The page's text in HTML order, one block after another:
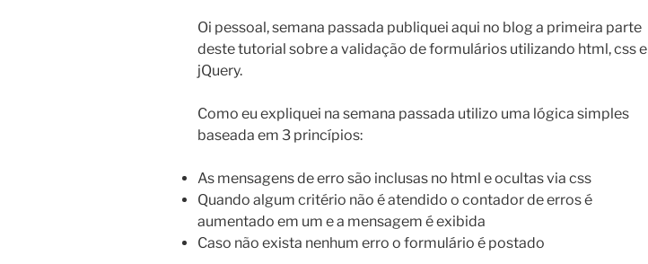
Oi pessoal, semana passada publiquei aqui no blog a primeira parte
deste tutorial sobre a validação de formulários utilizando html, css e
jQuery.
Como eu expliquei na semana passada utilizo uma lógica simples
baseada em 3 princípios:
As mensagens de erro são inclusas no html e ocultas via css
Quando algum critério não é atendido o contador de erros é
aumentado em um e a mensagem é exibida
Caso não exista nenhum erro o formulário é postado